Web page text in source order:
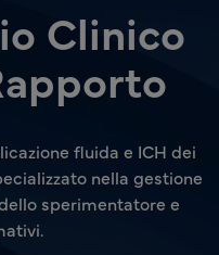
Clinico
fluida e ICH dei
nella gestione
sperimentatore e